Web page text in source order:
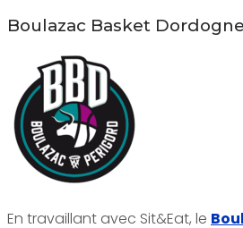
Boulazac Basket Dordogne
En travaillant avec Sit&Eat, le